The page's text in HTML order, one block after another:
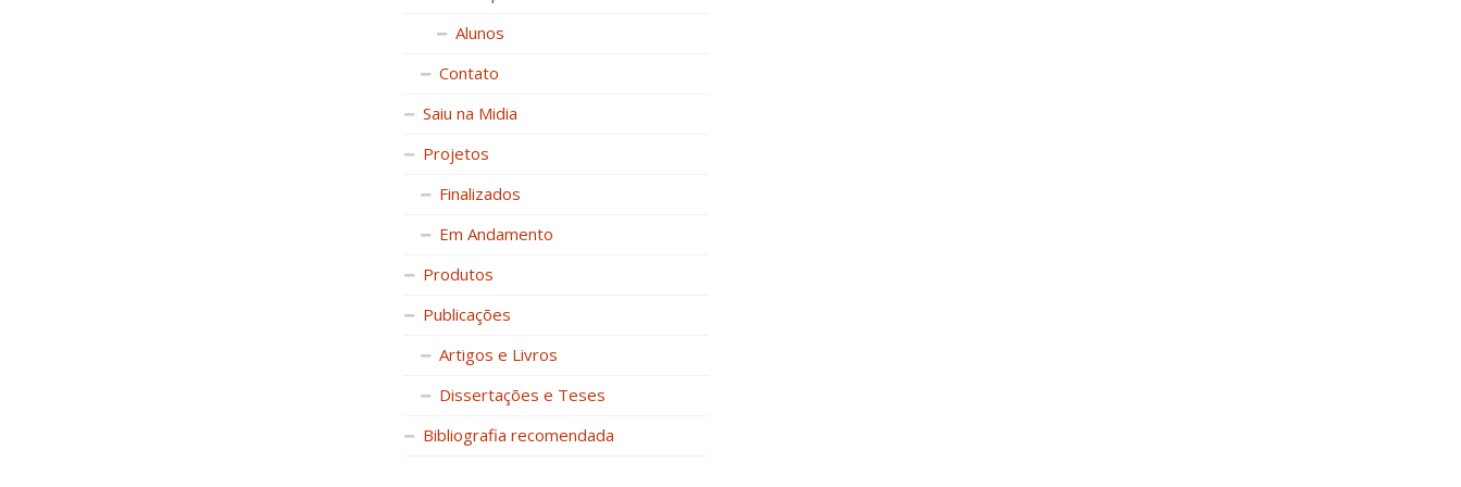
Alunos
Contato
Saiu na Midia
Projetos
Finalizados
Em Andamento
Produtos
Publicações
Artigos e Livros
Dissertações e Teses
Bibliografia recomendada